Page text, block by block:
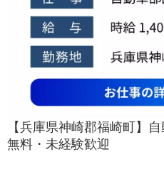
【兵庫県神崎郡福崎町】
無料・未経験歓迎